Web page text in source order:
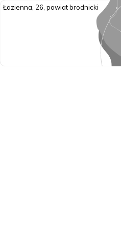
Łazienna, 26, powiat brodnicki